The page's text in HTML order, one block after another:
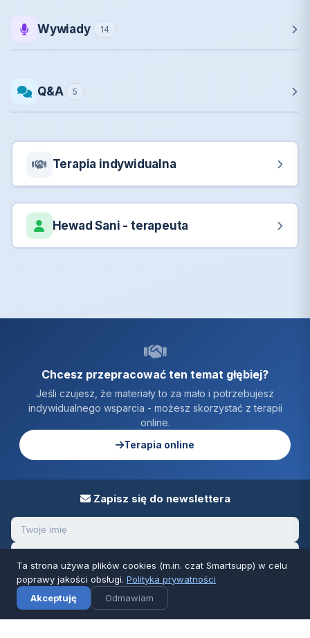
Wywiady 14
Q&A 5
Terapia indywidualna
Hewad Sani - terapeuta
Chcesz przepracować ten temat głębiej?
Jeśli czujesz, że materiały to za mało i potrzebujesz
indywidualnego wsparcia - możesz skorzystać z terapii
online.
Terapia online
Zapisz się do newslettera
Zapisz się
Klikając „Zapisz się" wyrażasz zgodę na otrzymywanie aktualności i
Ta strona używa plików cookies (m.in. czat Smartsupp) w celu
poprawy jakości obsługi. Polityka prywatności
Akceptuję
Odmawiam
Dziennik